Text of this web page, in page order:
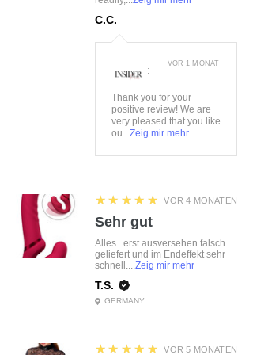
C.C.
:
Thank you for your
positive review! We are
very pleased that you like
ou...Zeig mir mehr
VOR 1 MONAT
VOR 4 MONATEN
5
★★★★★
Sehr gut
Alles...erst ausversehen falsch
geliefert und im Endeffekt sehr
schnell....Zeig mir mehr
T.S.
GERMANY
VOR 5 MONATEN
5
★★★★★